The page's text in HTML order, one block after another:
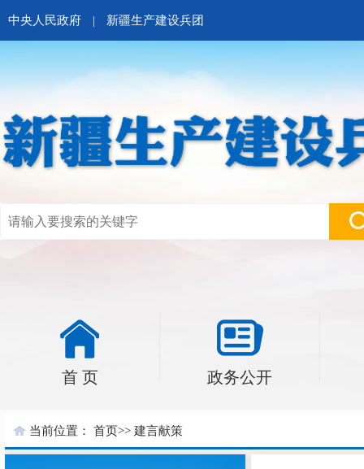
中央人民政府 | 新疆生产建设兵团
首 页 政务公开
当前位置： 首页>> 建言献策